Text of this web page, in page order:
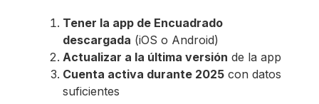
Tener la app de Encuadrado
descargada (iOS o Android)
Actualizar a la última versión de la app
Cuenta activa durante 2025 con datos
suficientes